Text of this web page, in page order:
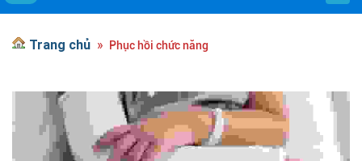
Trang chủ Phục hồi chức năng